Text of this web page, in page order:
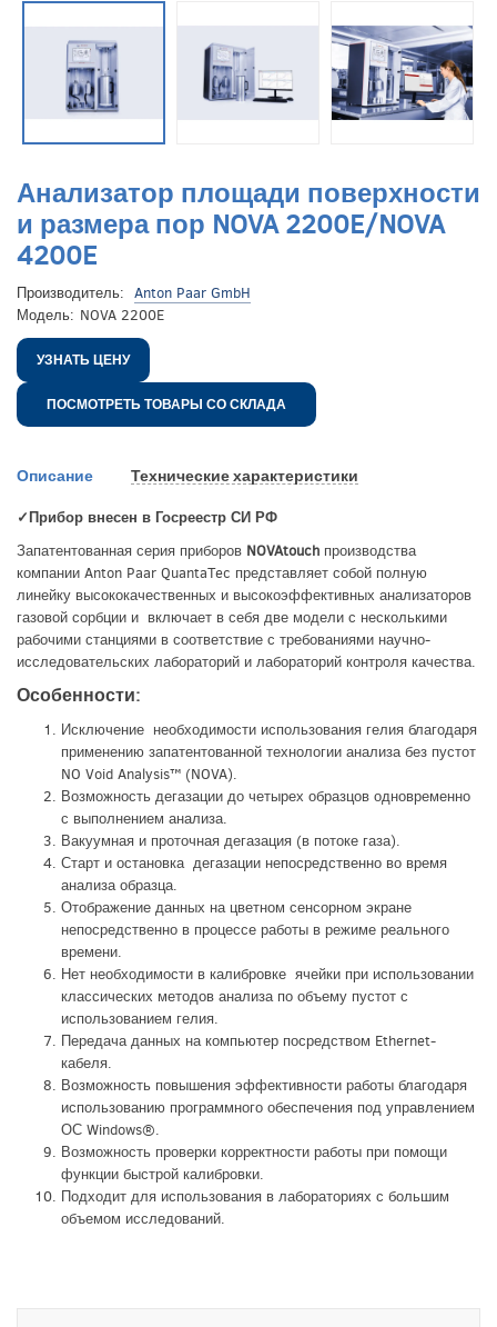
Анализатор площади поверхности
и размера пор NOVA 2200E/NOVA
4200E
Производитель: Anton Paar GmbH
Модель: NOVA 2200E
УЗНАТЬ ЦЕНУ
ПОСМОТРЕТЬ ТОВАРЫ СО СКЛАДА
Описание Технические характеристики
✓Прибор внесен в Госреестр СИ РФ
Запатентованная серия приборов NOVAtouch производства
компании Anton Paar QuantaTec представляет собой полную
линейку высококачественных и высокоэффективных анализаторов
газовой сорбции и включает в себя две модели с несколькими
рабочими станциями в соответствие с требованиями научно-
исследовательских лабораторий и лабораторий контроля качества.
Особенности:
Исключение необходимости использования гелия благодаря
применению запатентованной технологии анализа без пустот
NO Void Analysis™ (NOVA).
Возможность дегазации до четырех образцов одновременно
с выполнением анализа.
Вакуумная и проточная дегазация (в потоке газа).
Старт и остановка дегазации непосредственно во время
анализа образца.
Отображение данных на цветном сенсорном экране
непосредственно в процессе работы в режиме реального
времени.
Нет необходимости в калибровке ячейки при использовании
классических методов анализа по объему пустот с
использованием гелия.
Передача данных на компьютер посредством Ethernet-
кабеля.
Возможность повышения эффективности работы благодаря
использованию программного обеспечения под управлением
ОС Windows®.
Возможность проверки корректности работы при помощи
функции быстрой калибровки.
Подходит для использования в лабораториях с большим
объемом исследований.